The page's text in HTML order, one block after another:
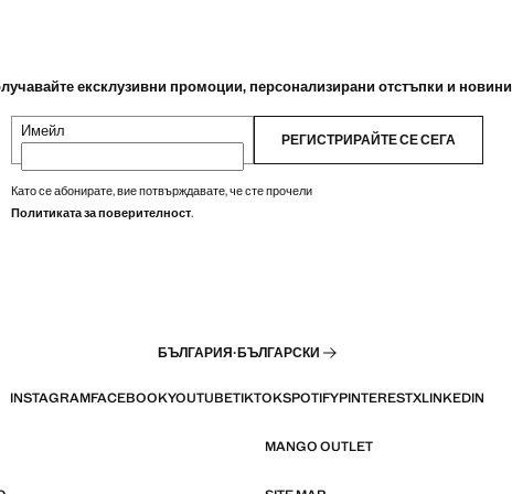
ексклузивни промоции, персонализирани отстъпки и новини
Имейл РЕГИСТРИРАЙТЕ СЕ СЕГА
Като се абонирате, вие потвърждавате, че сте прочели
Политиката за поверителност.
БЪЛГАРИЯ·БЪЛГАРСКИ
INSTAGRAMFACEBOOKYOUTUBETIKTOKSPOTIFYPINTERESTXLINKEDIN
MANGO OUTLET